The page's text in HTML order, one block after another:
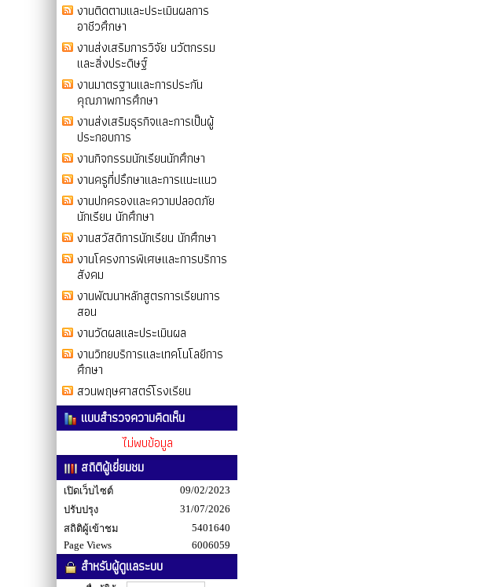
งานติดตามและประเมินผลการ
อาชีวศึกษา
งานส่งเสริมการวิจัย นวัตกรรม
และสิ่งประดิษฐ์
งานมาตรฐานและการประกัน
คุณภาพการศึกษา
งานส่งเสริมธุรกิจและการเป็นผู้
ประกอบการ
งานกิจกรรมนักเรียนนักศึกษา
งานครูที่ปรึกษาและการแนะแนว
งานปกครองและความปลอดภัย
นักเรียน นักศึกษา
งานสวัสดิการนักเรียน นักศึกษา
งานโครงการพิเศษและการบริการ
สังคม
งานพัฒนาหลักสูตรการเรียนการ
สอน
งานวัดผลและประเมินผล
งานวิทยบริการและเทคโนโลยีการ
ศึกษา
สวนพฤษศาสตร์โรงเรียน
แบบสำรวจความคิดเห็น
ไม่พบข้อมูล
สถิติผู้เยี่ยมชม
เปิดเว็บไซต์
09/02/2023
ปรับปรุง
31/07/2026
สถิติผู้เข้าชม
5401640
Page Views
6006059
สำหรับผู้ดูแลระบบ